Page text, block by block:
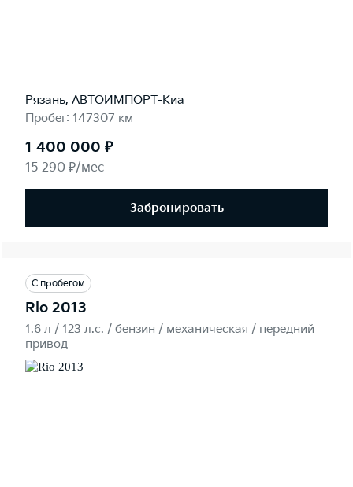
Рязань, АВТОИМПОРТ-Киа
Пробег: 147307 км
1 400 000 ₽
15 290 ₽/мес
Забронировать
С пробегом
Rio 2013
1.6 л / 123 л.c. / бензин / механическая / передний
привод